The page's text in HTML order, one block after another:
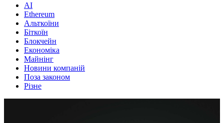
AI
Ethereum
Альткоїни
Біткоїн
Блокчейн
Економіка
Майнінг
Новини компаній
Поза законом
Різне